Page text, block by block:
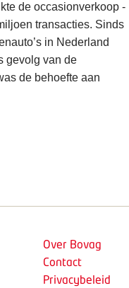
de occasionverkoop -
transacties. Sinds
in Nederland
gevolg van de
de behoefte aan
Over Bovag
Contact
Privacybeleid